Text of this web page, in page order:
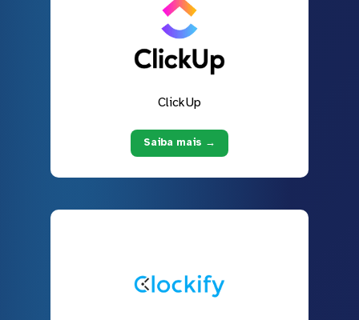
ClickUp
Saiba mais →